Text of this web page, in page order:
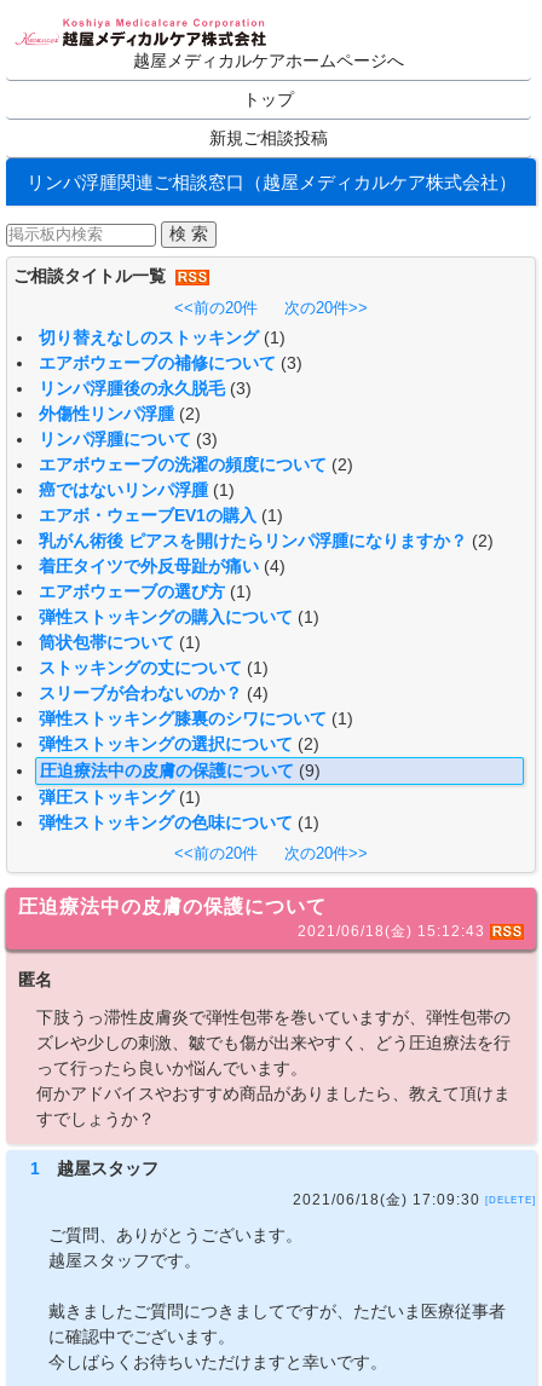
越屋メディカルケアホームページへ
トップ
新規ご相談投稿
リンパ浮腫関連ご相談窓口（越屋メディカルケア株式会社）
ご相談タイトル一覧
<<前の20件
次の20件>>
切り替えなしのストッキング (1)
エアボウェーブの補修について (3)
リンパ浮腫後の永久脱毛 (3)
外傷性リンパ浮腫 (2)
リンパ浮腫について (3)
エアボウェーブの洗濯の頻度について (2)
癌ではないリンパ浮腫 (1)
エアボ・ウェーブEV1の購入 (1)
乳がん術後 ピアスを開けたらリンパ浮腫になりますか？ (2)
着圧タイツで外反母趾が痛い (4)
エアボウェーブの選び方 (1)
弾性ストッキングの購入について (1)
筒状包帯について (1)
ストッキングの丈について (1)
スリーブが合わないのか？ (4)
弾性ストッキング膝裏のシワについて (1)
弾性ストッキングの選択について (2)
圧迫療法中の皮膚の保護について (9)
弾圧ストッキング (1)
弾性ストッキングの色味について (1)
<<前の20件
次の20件>>
圧迫療法中の皮膚の保護について
2021/06/18(金) 15:12:43
匿名
下肢うっ滞性皮膚炎で弾性包帯を巻いていますが、弾性包帯の
ズレや少しの刺激、皺でも傷が出来やすく、どう圧迫療法を行
って行ったら良いか悩んでいます。
何かアドバイスやおすすめ商品がありましたら、教えて頂けま
すでしょうか？
1 越屋スタッフ
2021/06/18(金) 17:09:30 [DELETE]
ご質問、ありがとうございます。
越屋スタッフです。
戴きましたご質問につきましてですが、ただいま医療従事者
に確認中でございます。
今しばらくお待ちいただけますと幸いです。